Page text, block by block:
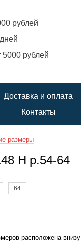
рублей
5000 рублей
Доставка и оплата
Контакты
размеры
Н р.54-64
64
расположена внизу